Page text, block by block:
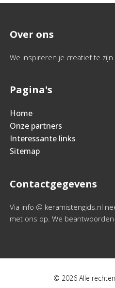
Over ons
We inspireren je creatief te
Pagina's
Home
Onze partners
Interessante links
Sitemap
Contactgegevens
Via info @ keramistengids.nl
met ons op. We
© 2026 Alle